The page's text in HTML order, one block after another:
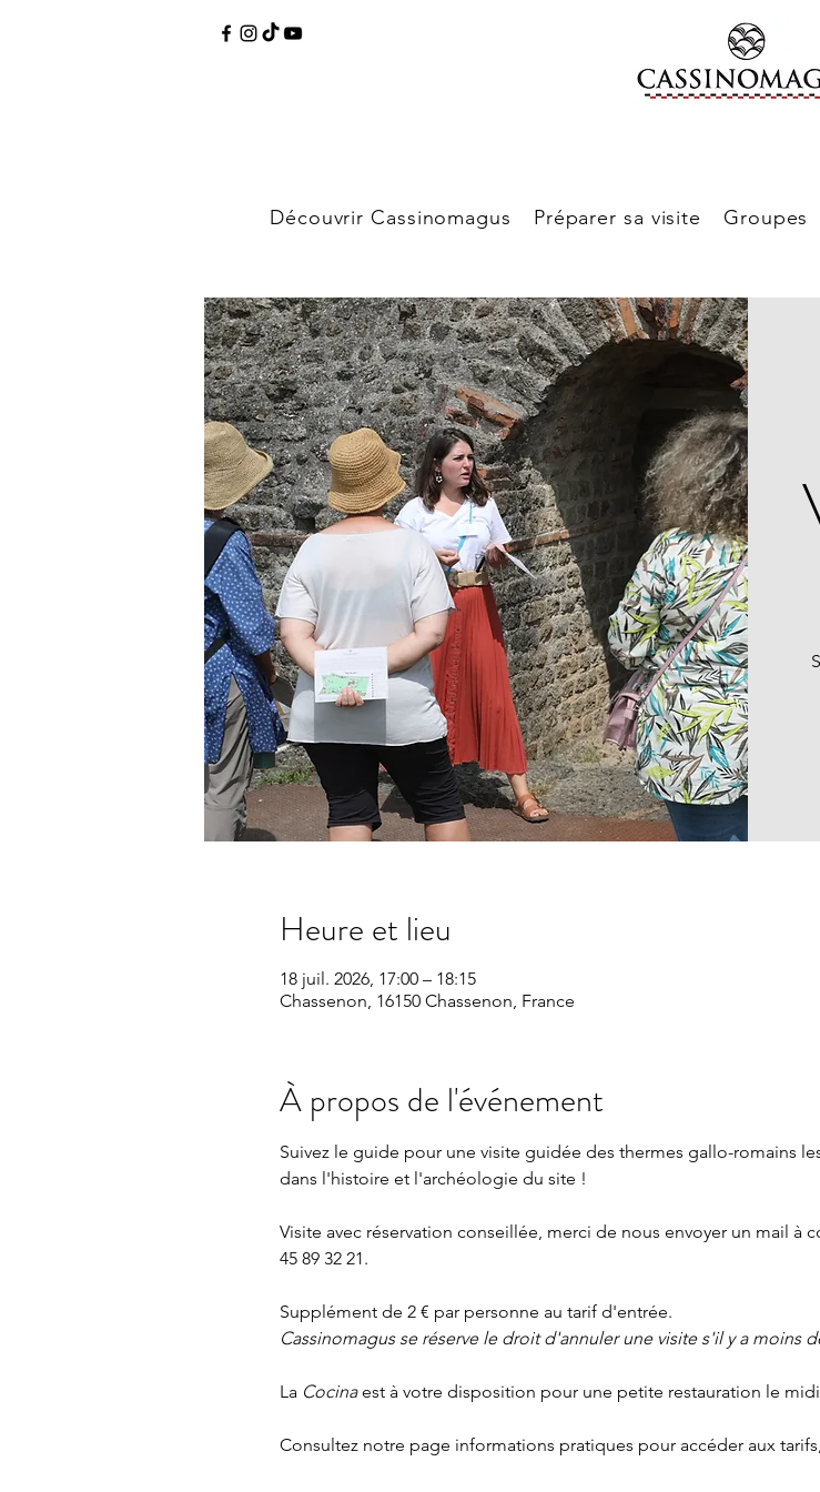
Découvrir Cassinomagus Préparer sa visite Groupes
Heure et lieu
18 juil. 2026, 17:00 – 18:15
Chassenon, 16150 Chassenon, France
À propos de l'événement
Suivez le guide pour une visite guidée des thermes gallo-romains
dans l'histoire et l'archéologie du site !
Visite avec réservation conseillée, merci de nous envoyer un mail à
45 89 32 21.
Supplément de 2 € par personne au tarif d'entrée.
Cassinomagus se réserve le droit d'annuler une visite s'il y a moins
La Cocina est à votre disposition pour une petite restauration le
Consultez notre page informations pratiques pour accéder aux